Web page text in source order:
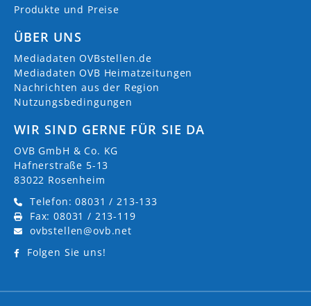
Produkte und Preise
ÜBER UNS
Mediadaten OVBstellen.de
Mediadaten OVB Heimatzeitungen
Nachrichten aus der Region
Nutzungsbedingungen
WIR SIND GERNE FÜR SIE DA
OVB GmbH & Co. KG
Hafnerstraße 5-13
83022 Rosenheim
Telefon: 08031 / 213-133
Fax: 08031 / 213-119
ovbstellen@ovb.net
Folgen Sie uns!